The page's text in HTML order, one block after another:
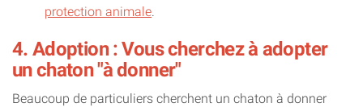
protection animale
4. Adoption : Vous cherchez à adopter
un chaton "à donner"
Beaucoup de particuliers cherchent un chaton à donner